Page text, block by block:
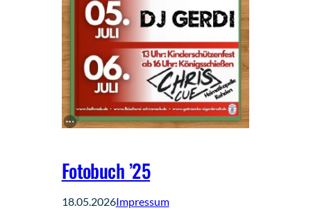
Fotobuch ’25
18.05.2026Impressum